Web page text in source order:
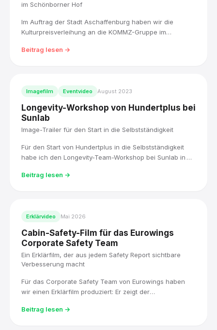
im Schönborner Hof
Im Auftrag der Stadt Aschaffenburg haben wir die
Kulturpreisverleihung an die KOMMZ-Gruppe im
begleitet: Ausstellung, Musikbühne und die
Beitrag lesen →
Imagefilm Eventvideo August 2023
Longevity-Workshop von Hundertplus bei
Sunlab
Image-Trailer für den Start in die Selbstständigkeit
Für den Start von Hundertplus in die Selbstständigkeit
habe ich den Longevity-Team-Workshop bei Sunlab in
für die neue Website produziert.
Beitrag lesen →
Erklärvideo Mai 2026
Cabin-Safety-Film für das Eurowings
Corporate Safety Team
Ein Erklärfilm, der aus jedem Safety Report sichtbare
Verbesserung macht
Für das Corporate Safety Team von Eurowings haben
wir einen Erklärfilm produziert: Er zeigt der
passiert, und motiviert dazu, Ereignisse konsequent zu
Beitrag lesen →